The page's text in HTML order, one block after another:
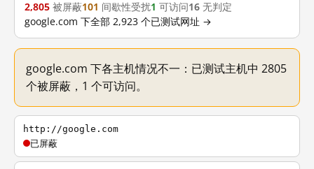
2,805 被屏蔽101 间歇性受扰1 可访问16 无判定
google.com 下全部 2,923 个已测试网址 →
google.com 下各主机情况不一：已测试主机中 2805
个被屏蔽，1 个可访问。
http://google.com
已屏蔽